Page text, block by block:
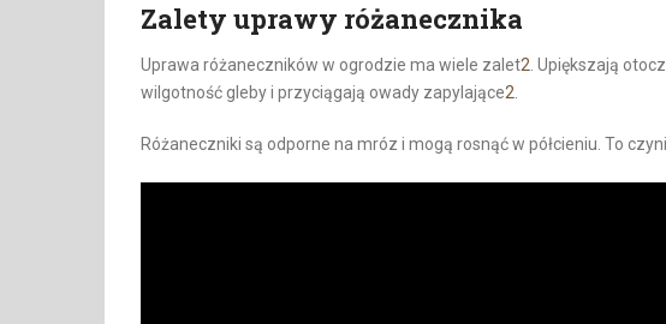
Zalety uprawy różanecznika
Uprawa różaneczników w ogrodzie ma wiele zalet2. Upiększają
wilgotność gleby i przyciągają owady zapylające2.
Różaneczniki są odporne na mróz i mogą rosnąć w półcieniu. To